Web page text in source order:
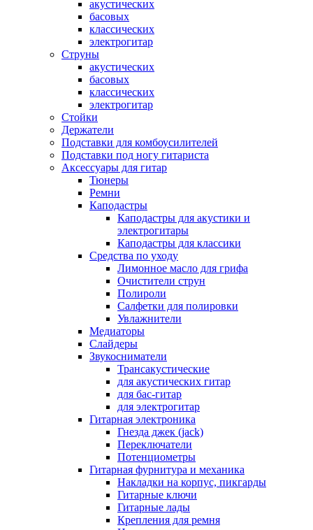
акустических
басовых
классических
электрогитар
Струны
акустических
басовых
классических
электрогитар
Стойки
Держатели
Подставки для комбоусилителей
Подставки под ногу гитариста
Аксессуары для гитар
Тюнеры
Ремни
Каподастры
Каподастры для акустики и
электрогитары
Каподастры для классики
Средства по уходу
Лимонное масло для грифа
Очистители струн
Полироли
Салфетки для полировки
Увлажнители
Медиаторы
Слайдеры
Звукосниматели
Трансакустические
для акустических гитар
для бас-гитар
для электрогитар
Гитарная электроника
Гнезда джек (jack)
Переключатели
Потенциометры
Гитарная фурнитура и механика
Накладки на корпус, пикгарды
Гитарные ключи
Гитарные лады
Крепления для ремня